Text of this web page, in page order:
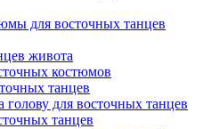
для восточных танцев
живота
костюмов
танцев
для восточных танцев
танцев